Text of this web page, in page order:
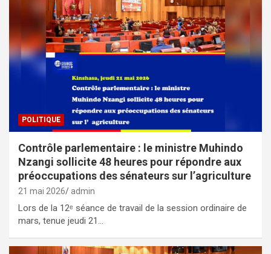
POLITIQUE
Contrôle parlementaire : le ministre Muhindo
Nzangi sollicite 48 heures pour répondre aux
préoccupations des sénateurs sur l’agriculture
21 mai 2026 admin
Lors de la 12ᵉ séance de travail de la session ordinaire de
mars, tenue jeudi 21…